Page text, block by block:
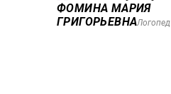
ФОМИНА МАРИЯ
ГРИГОРЬЕВНАЛогопед